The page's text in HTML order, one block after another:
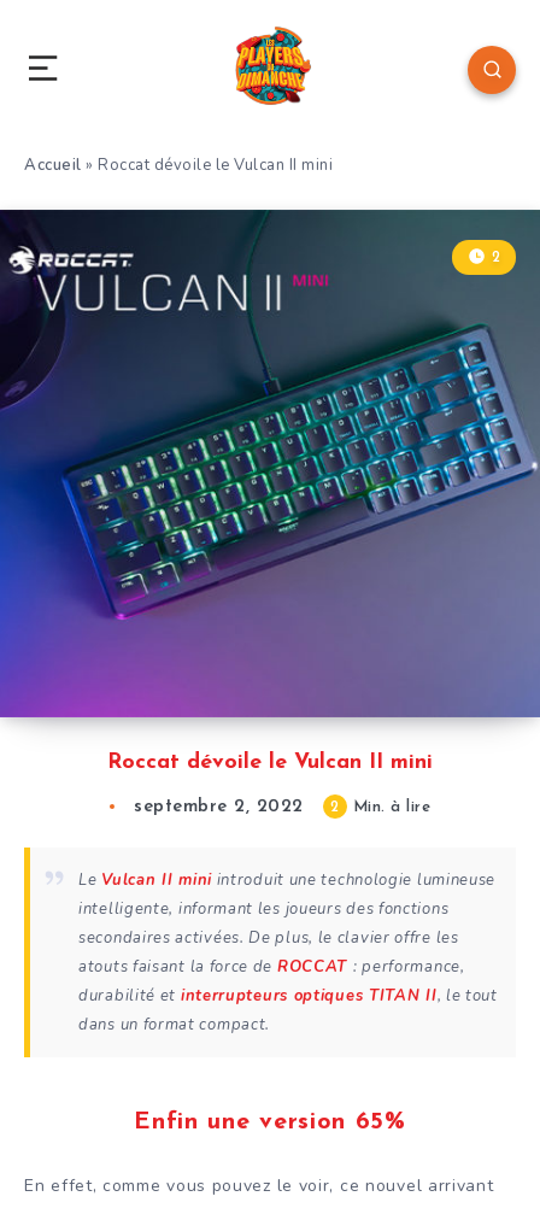
Accueil » Roccat dévoile le Vulcan II mini
Roccat dévoile le Vulcan II mini
2
septembre 2, 2022 2 Min. à lire
Le Vulcan II miniintroduit une technologie lumineuse
intelligente, informant les joueurs des fonctions
secondaires activées. De plus, le clavier offre les
atouts faisant la force de ROCCAT : performance,
durabilité et interrupteurs optiques TITAN II, le tout
dans un format compact.
Enfin une version 65%
En effet, comme vous pouvez le voir, ce nouvel arrivant